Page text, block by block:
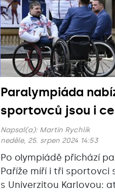
Paralympiáda
sportovců jsou i
Napsal(a): Martin Rychlík
neděle, 25. srpen 2024 14:53
Po olympiádě přichází
Paříže míří i tři sportovci
s Univerzitou Karlovou: